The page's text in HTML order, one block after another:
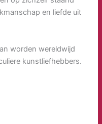
en liefde uit
worden wereldwijd
kunstliefhebbers.